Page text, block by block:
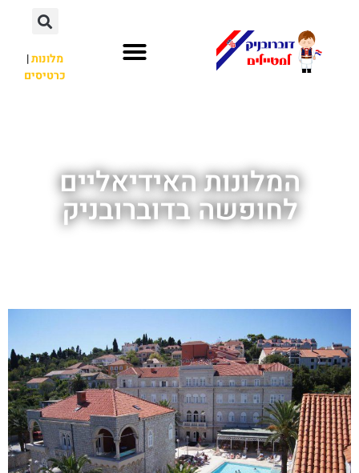
מלונות|
כרטיסים
המלונות האידיאליים
לחופשה בדוברובניק